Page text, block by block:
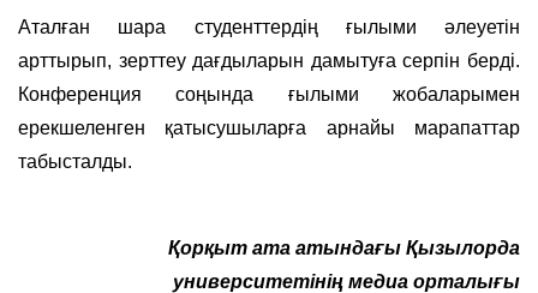
Аталған шара студенттердің ғылыми әлеуетін
арттырып, зерттеу дағдыларын дамытуға серпін берді.
Конференция соңында ғылыми жобаларымен
ерекшеленген қатысушыларға арнайы марапаттар
табысталды.
Қорқыт ата атындағы Қызылорда
университетінің медиа орталығы